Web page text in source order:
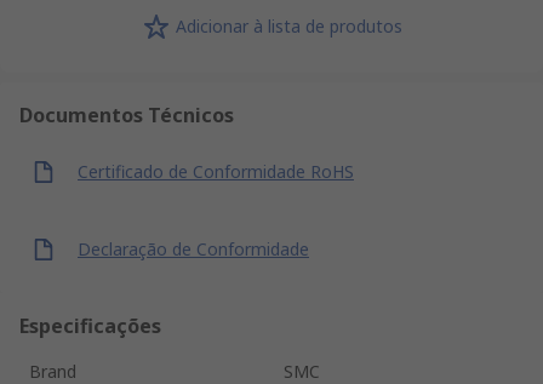
Adicionar à lista de produtos
Documentos Técnicos
Certificado de Conformidade RoHS
Declaração de Conformidade
Especificações
Brand
SMC